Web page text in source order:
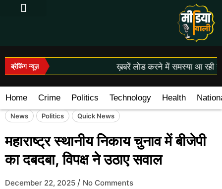
ब्रेकिंग न्यूज़ ख़बरें लोड करने में समस्या आ रही
Home Crime Politics Technology Health
News Politics Quick News
महाराष्ट्र स्थानीय निकाय चुनाव में बीजेपी
का दबदबा, विपक्ष ने उठाए सवाल
December 22, 2025 / No Comments